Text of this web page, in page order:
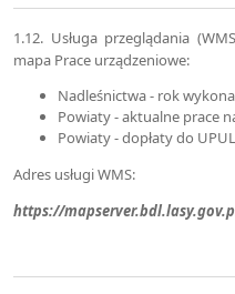
1.12. Usługa przeglądania
mapa Prace urządzeniowe:
Nadleśnictwa - rok
Powiaty - aktualne prace
Powiaty - dopłaty do UPUL
Adres usługi WMS:
https://